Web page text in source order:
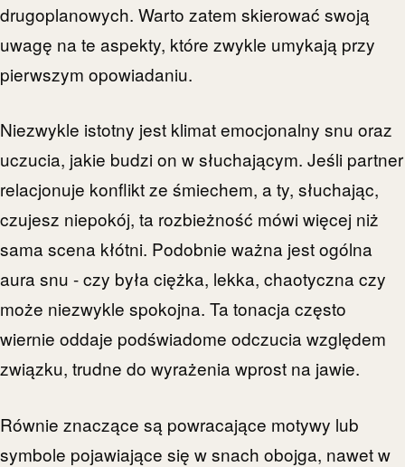
drugoplanowych. Warto zatem skierować swoją
uwagę na te aspekty, które zwykle umykają przy
pierwszym opowiadaniu.
Niezwykle istotny jest klimat emocjonalny snu oraz
uczucia, jakie budzi on w słuchającym. Jeśli partner
relacjonuje konflikt ze śmiechem, a ty, słuchając,
czujesz niepokój, ta rozbieżność mówi więcej niż
sama scena kłótni. Podobnie ważna jest ogólna
aura snu - czy była ciężka, lekka, chaotyczna czy
może niezwykle spokojna. Ta tonacja często
wiernie oddaje podświadome odczucia względem
związku, trudne do wyrażenia wprost na jawie.
Równie znaczące są powracające motywy lub
symbole pojawiające się w snach obojga, nawet w